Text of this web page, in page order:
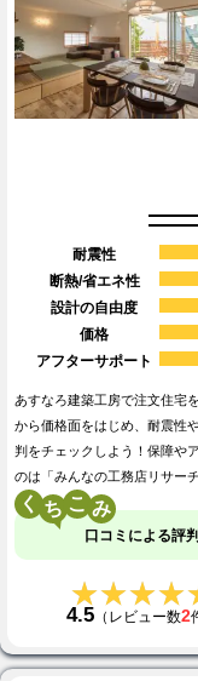
耐震性
断熱/省エネ性
設計の自由度
価格
アフターサポート
あすなろ建築工房で注文住宅
から価格面をはじめ、耐震性
判をチェックしよう！保障や
のは「みんなの工務店リサー
く こ
口コミによる評判
4.5（レビュー数2